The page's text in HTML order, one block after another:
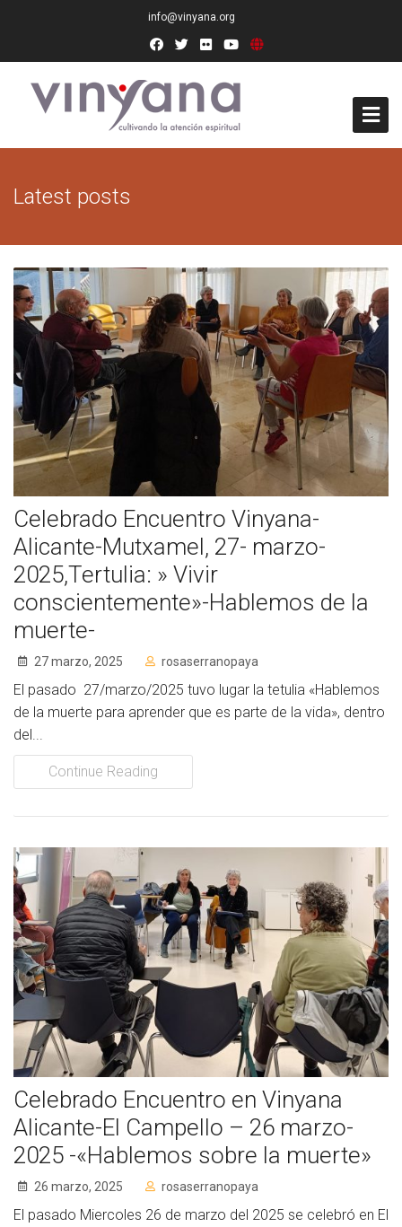
info@vinyana.org
Conócenos
Junta Directiva
Presidencia de Honor
Docentes
Socios de Número
Socios Colaboradores
Colaboramos con
Formaciones
Nuestra propuesta de formación
Realizadas
Acompañamiento
Noticias
Contacto
Latest posts
Celebrado Encuentro Vinyana-
Alicante-Mutxamel, 27- marzo-
2025,Tertulia: » Vivir
conscientemente»-Hablemos de la
muerte-
27 marzo, 2025 rosaserranopaya
El pasado 27/marzo/2025 tuvo lugar la tetulia «Hablemos
de la muerte para aprender que es parte de la vida», dentro
del...
Continue Reading
Celebrado Encuentro en Vinyana
Alicante-El Campello – 26 marzo-
2025 -«Hablemos sobre la muerte»
26 marzo, 2025 rosaserranopaya
El pasado Miercoles 26 de marzo del 2025 se celebró en El